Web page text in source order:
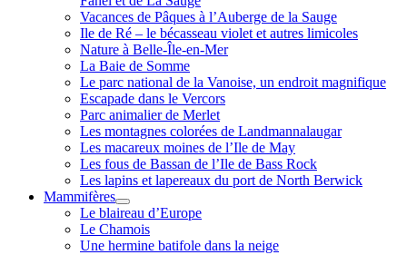
Vacances de Pâques à l’Auberge de la Sauge
Ile de Ré – le bécasseau violet et autres limicoles
Nature à Belle-Île-en-Mer
La Baie de Somme
Le parc national de la Vanoise, un endroit magnifique
Escapade dans le Vercors
Parc animalier de Merlet
Les montagnes colorées de Landmannalaugar
Les macareux moines de l’Ile de May
Les fous de Bassan de l’Ile de Bass Rock
Les lapins et lapereaux du port de North Berwick
Mammifères
ouvrir
menu
Le blaireau d’Europe
Le Chamois
Une hermine batifole dans la neige